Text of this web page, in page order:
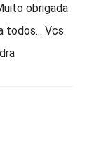
obrigada
todos... Vcs